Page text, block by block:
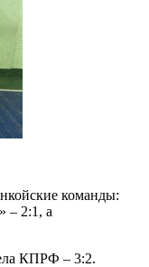
команды:
– 2:1, а
КПРФ – 3:2.